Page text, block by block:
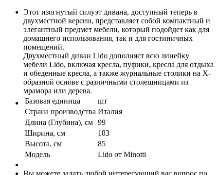
Этот изогнутый силуэт дивана, доступный теперь в
двухместной версии, представляет собой компактный и
элегантный предмет мебели, который подойдет как для
домашнего использования, так и для гостиничных
помещений.
Двухместный диван Lido дополняет всю линейку
мебели Lido, включая кресла, пуфики, кресла для отдыха
и обеденные кресла, а также журнальные столики на X-
образной основе с различными столешницами из
мрамора или дерева.
Базовая единица
шт
Страна производства Италия
Длина (Глубина), см 99
Ширина, см
183
Высота, см
85
Модель
Lido от Minotti
Вы можете задать любой интересующий вас вопрос по